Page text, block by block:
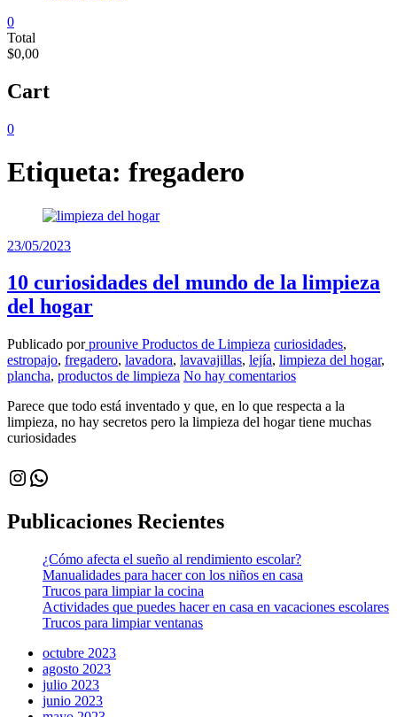
0
Total
$0,00
Cart
0
Etiqueta: fregadero
23/05/2023
10 curiosidades del mundo de la limpieza
del hogar
Publicado porprounive Productos de Limpieza curiosidades,
estropajo, fregadero, lavadora, lavavajillas, lejía, limpieza del hogar,
plancha, productos de limpieza No hay comentarios
Parece que todo está inventado y que, en lo que respecta a la
limpieza, no hay secretos pero la limpieza del hogar tiene muchas
curiosidades
Instagram
WhatsApp
Publicaciones Recientes
¿Cómo afecta el sueño al rendimiento escolar?
Manualidades para hacer con los niños en casa
Trucos para limpiar la cocina
Actividades que puedes hacer en casa en vacaciones escolares
Trucos para limpiar ventanas
octubre 2023
agosto 2023
julio 2023
junio 2023